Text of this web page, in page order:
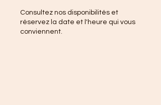
Consultez nos disponibilités et
réservez la date et l'heure qui vous
conviennent.